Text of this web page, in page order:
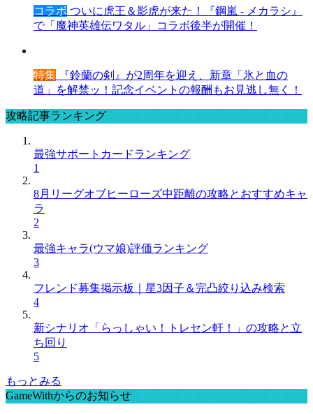
コラボ ついに虎王＆影虎が来た！『鋼嵐 - メカラシ』
で「魔神英雄伝ワタル」コラボ後半が開催！
特集 『鈴蘭の剣』が2周年を迎え、新章「氷と血の
道」を解禁ッ！記念イベントの報酬もお見逃し無く！
攻略記事ランキング
最強サポートカードランキング
1
8月リーグオブヒーローズ中距離の攻略とおすすめキャ
ラ
2
最強キャラ(ウマ娘)評価ランキング
3
フレンド募集掲示板｜星3因子＆完凸絞り込み検索
4
新シナリオ「らっしゃい！トレセン軒！」の攻略と立
ち回り
5
もっとみる
GameWithからのお知らせ